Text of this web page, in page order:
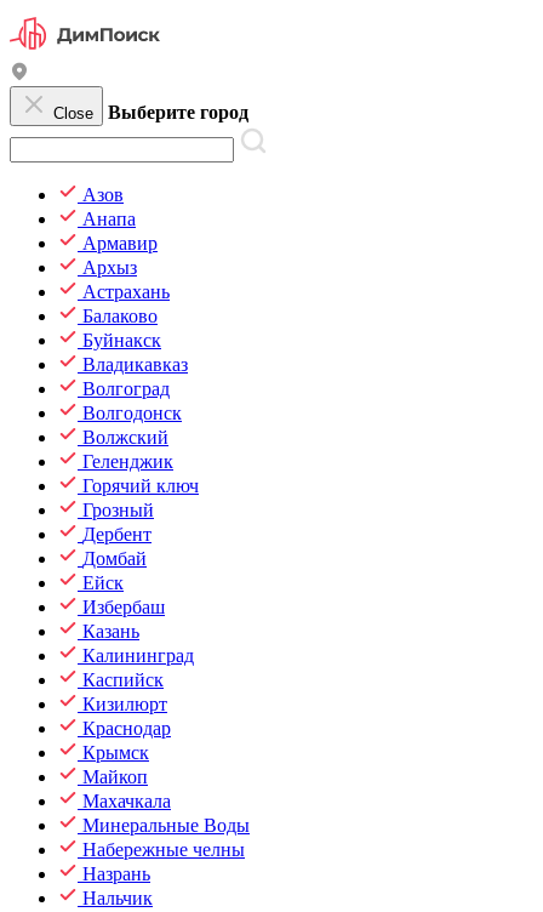
Close Выберите город
Азов
Анапа
Армавир
Архыз
Астрахань
Балаково
Буйнакск
Владикавказ
Волгоград
Волгодонск
Волжский
Геленджик
Горячий ключ
Грозный
Дербент
Домбай
Ейск
Избербаш
Казань
Калининград
Каспийск
Кизилюрт
Краснодар
Крымск
Майкоп
Махачкала
Минеральные Воды
Набережные челны
Назрань
Нальчик